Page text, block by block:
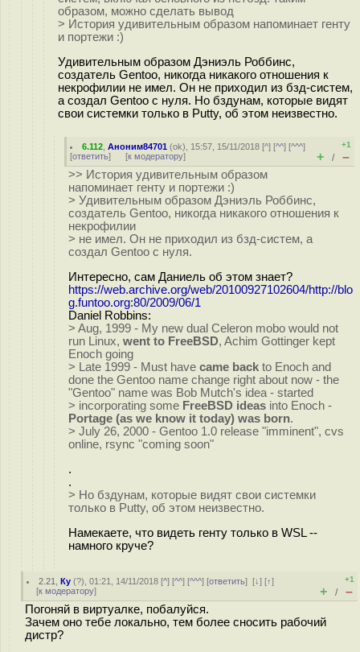
образом, можно сделать вывод
> История удивительным образом напоминает генту
и портежи :)
Удивительным образом Дэниэль Роббинс,
создатель Gentoo, никогда никакого отношения к
некрофилии не имел. Он не приходил из бзд-систем,
а создал Gentoo с нуля. Но бздунам, которые видят
свои системки только в Putty, об этом неизвестно.
6.112 ,Аноним84701 (ok), 15:57, 15/11/2018 [^] [^^] [^^^]
[ответить] [к модератору]
+1
+ / –
>> История удивительным образом
напоминает генту и портежи :)
> Удивительным образом Дэниэль Роббинс,
создатель Gentoo, никогда никакого отношения к
некрофилии
> не имел. Он не приходил из бзд-систем, а
создал Gentoo с нуля.
Интересно, сам Даниель об этом знает?
https://web.archive.org/web/20100927102604/http://blo
g.funtoo.org:80/2009/06/1
Daniel Robbins:
> Aug, 1999 - My new dual Celeron mobo would not
run Linux, went to FreeBSD, Achim Gottinger kept
Enoch going
> Late 1999 - Must have came back to Enoch and
done the Gentoo name change right about now - the
"Gentoo" name was Bob Mutch's idea - started
> incorporating some FreeBSD ideas into Enoch -
Portage (as we know it today) was born.
> July 26, 2000 - Gentoo 1.0 release "imminent", cvs
online, rsync "coming soon"
.
.
> Но бздунам, которые видят свои системки
только в Putty, об этом неизвестно.
Намекаете, что видеть генту только в WSL --
намного круче?
2.21 ,Ку (?), 01:21, 14/11/2018 [^] [^^] [^^^] [ответить][↓] [↑]
[к модератору]
+1
+ / –
Погоняй в виртуалке, побалуйся.
Зачем оно тебе локально, тем более сносить рабочий
дистр?